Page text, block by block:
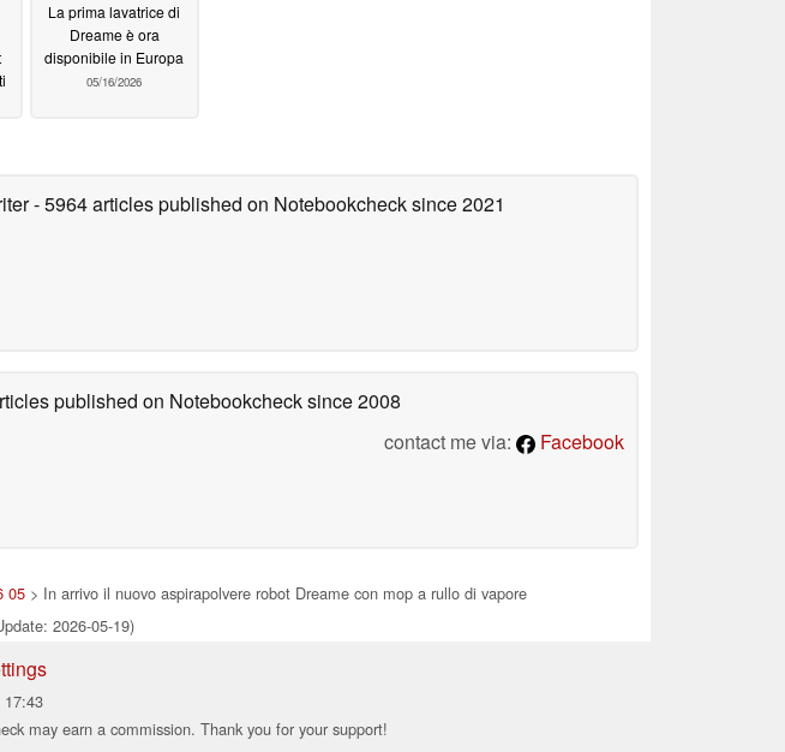
La prima lavatrice di
Dreame è ora
disponibile in Europa
05/16/2026
- 5964 articles published on Notebookchecksince 2021
published on Notebookchecksince 2008
contact me via:
Facebook
05> In arrivo il nuovo aspirapolvere robot Dreame con mop a rullo di vapore
2026-05-19)
17:43
may earn a commission. Thank you for your support!